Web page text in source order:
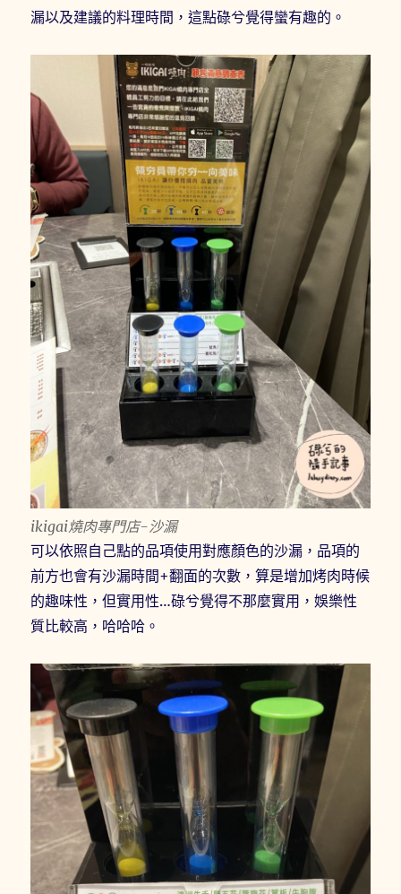
漏以及建議的料理時間，這點碌兮覺得蠻有趣的。
ikigai燒肉專門店-沙漏
可以依照自己點的品項使用對應顏色的沙漏，品項的
前方也會有沙漏時間+翻面的次數，算是增加烤肉時候
的趣味性，但實用性…碌兮覺得不那麼實用，娛樂性
質比較高，哈哈哈。